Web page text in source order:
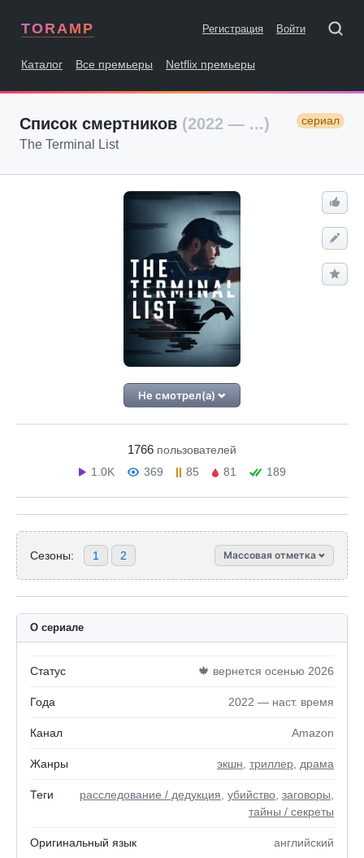
TORAMP Регистрация Войти
Каталог Все премьеры Netflix премьеры
Список смертников (2022 — ...) сериал
The Terminal List
Не смотрел(а)
1766 пользователей
1.0K
369 85 81 189
Сезоны: 1 2 Массовая отметка
О сериале
Статус 🍁 вернется осенью 2026
Года 2022 — наст. время
Канал Amazon
Жанры экшн триллер драма
Теги расследование / дедукция убийство заговоры
тайны / секреты
Оригинальный язык английский